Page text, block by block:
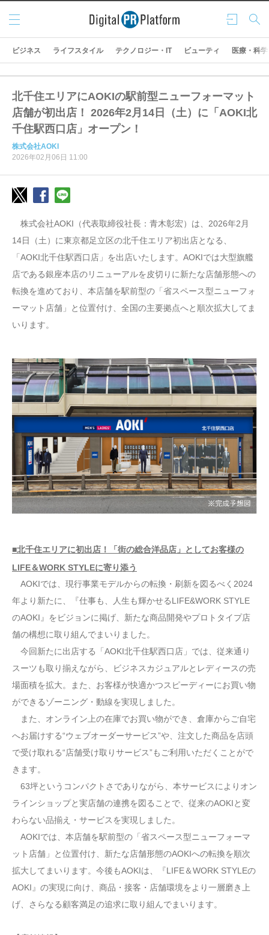
ログ
イン
検索
メニ
ュー
ビジネス ライフスタイル テクノロジー・IT ビューティ 医療・科学
北千住エリアにAOKIの駅前型ニューフォーマット
店舗が初出店！ 2026年2月14日（土）に「AOKI北
千住駅西口店」オープン！
株式会社AOKI
2026年02月06日 11:00
株式会社AOKI（代表取締役社長：青木彰宏）は、2026年2月
14日（土）に東京都足立区の北千住エリア初出店となる、
「AOKI北千住駅西口店」を出店いたします。AOKIでは大型旗艦
店である銀座本店のリニューアルを皮切りに新たな店舗形態への
転換を進めており、本店舗を駅前型の「省スペース型ニューフォ
ーマット店舗」と位置付け、全国の主要拠点へと順次拡大してま
いります。
■北千住エリアに初出店！「街の総合洋品店」としてお客様の
LIFE＆WORK STYLEに寄り添う
AOKIでは、現行事業モデルからの転換・刷新を図るべく2024
年より新たに、『仕事も、人生も輝かせるLIFE&WORK STYLE
のAOKI』をビジョンに掲げ、新たな商品開発やプロトタイプ店
舗の構想に取り組んでまいりました。
今回新たに出店する「AOKI北千住駅西口店」では、従来通り
スーツも取り揃えながら、ビジネスカジュアルとレディースの売
場面積を拡大。また、お客様が快適かつスピーディーにお買い物
ができるゾーニング・動線を実現しました。
また、オンライン上の在庫でお買い物ができ、倉庫からご自宅
へお届けする“ウェブオーダーサービス”や、注文した商品を店頭
で受け取れる“店舗受け取りサービス”もご利用いただくことがで
きます。
63坪というコンパクトさでありながら、本サービスによりオン
ラインショップと実店舗の連携を図ることで、従来のAOKIと変
わらない品揃え・サービスを実現しました。
AOKIでは、本店舗を駅前型の「省スペース型ニューフォーマ
ット店舗」と位置付け、新たな店舗形態のAOKIへの転換を順次
拡大してまいります。今後もAOKIは、『LIFE＆WORK STYLEの
AOKI』の実現に向け、商品・接客・店舗環境をより一層磨き上
げ、さらなる顧客満足の追求に取り組んでまいります。